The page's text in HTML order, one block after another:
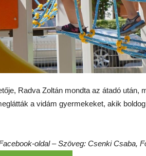
Radva Zoltán mondta az átadó után,
a vidám gyermekeket, akik
oldal – Szöveg: Csenki Csaba,